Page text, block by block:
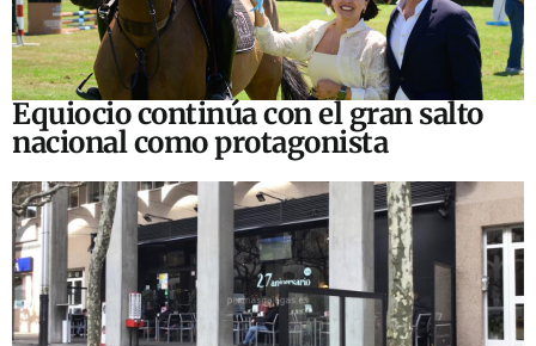
Equiocio continúa con el gran salto
nacional como protagonista